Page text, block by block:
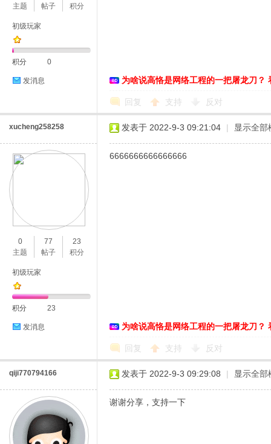
主题
帖子
积分
初级玩家
积分 0
发消息 为啥说高恪是网络工程的一把屠龙刀？
回复 支持 反对
xucheng258258
0
主题
77
帖子
23
积分
初级玩家
积分 23
发消息
发表于 2022-9-3 09:21:04 | 显示全部
6666666666666666
为啥说高恪是网络工程的一把屠龙刀？
回复 支持 反对
qiji770794166 发表于 2022-9-3 09:29:08 | 显示全部
谢谢分享，支持一下